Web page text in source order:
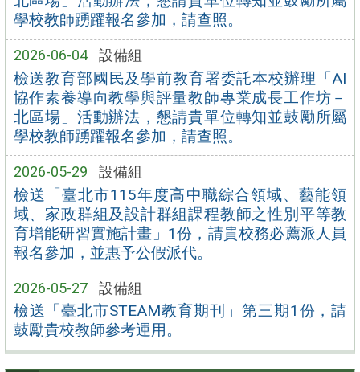
學校教師踴躍報名參加，請查照。
2026-06-04 設備組
檢送教育部國民及學前教育署委託本校辦理「AI
協作素養導向教學與評量教師專業成長工作坊－
北區場」活動辦法，懇請貴單位轉知並鼓勵所屬
學校教師踴躍報名參加，請查照。
2026-05-29 設備組
檢送「臺北市115年度高中職綜合領域、藝能領
域、家政群組及設計群組課程教師之性別平等教
育增能研習實施計畫」1份，請貴校務必薦派人員
報名參加，並惠予公假派代。
2026-05-27 設備組
檢送「臺北市STEAM教育期刊」第三期1份，請
鼓勵貴校教師參考運用。